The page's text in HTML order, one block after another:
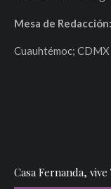
Mesa de Redacción:
Cuauhtémoc; CDMX
Casa Fernanda,